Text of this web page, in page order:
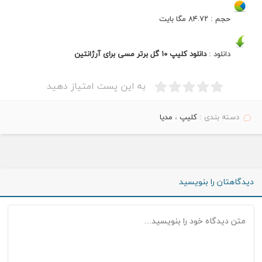
حجم : ۸۴.۷۲ مگا بایت
دانلود :دانلود کلیپ ۱۰ گل برتر مسی برای آرژانتین
به این پست امتیاز دهید
دسته بندی :کلیپ ، مدیا
دیدگاهتان را بنویسید